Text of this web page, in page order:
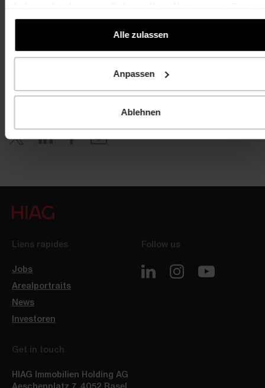
gesammelt haben.
Alle zulassen
Anpassen
Ablehnen
investor.relations@hiag.com
www.hiag.com
Liens rapides
Jobs
Arealportraits
News
Investoren
Follow us
Get in touch
HIAG Immobilien Holding AG